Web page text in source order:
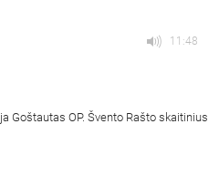
11:48
Goštautas OP. Švento Rašto skaitinius